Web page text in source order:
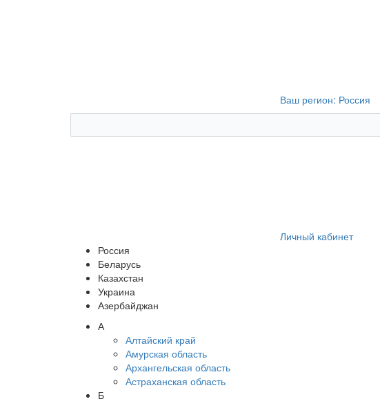
Ваш регион: Россия
Личный кабинет
Россия
Беларусь
Казахстан
Украина
Азербайджан
А
Алтайский край
Амурская область
Архангельская область
Астраханская область
Б